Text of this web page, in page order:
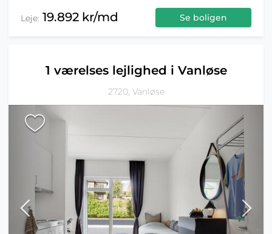
Leje: 19.892 kr/md Se boligen
1 værelses lejlighed i Vanløse
2720, Vanløse